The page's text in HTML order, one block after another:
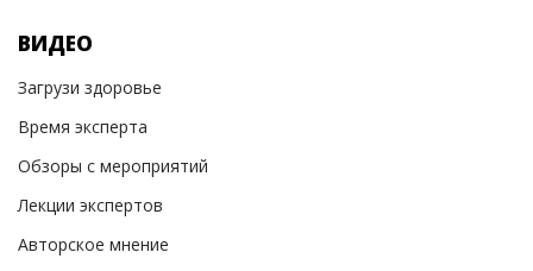
ВИДЕО
Загрузи здоровье
Время эксперта
Обзоры с мероприятий
Лекции экспертов
Авторское мнение